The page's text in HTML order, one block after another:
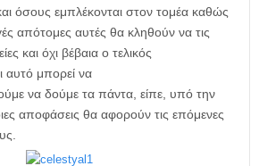
όσους εμπλέκονται στον τομέα καθώς
απότομες αυτές θα κληθούν να τις
και όχι βέβαια ο τελικός
αυτό μπορεί να
να δούμε τα πάντα, είπε, υπό την
αποφάσεις θα αφορούν τις επόμενες